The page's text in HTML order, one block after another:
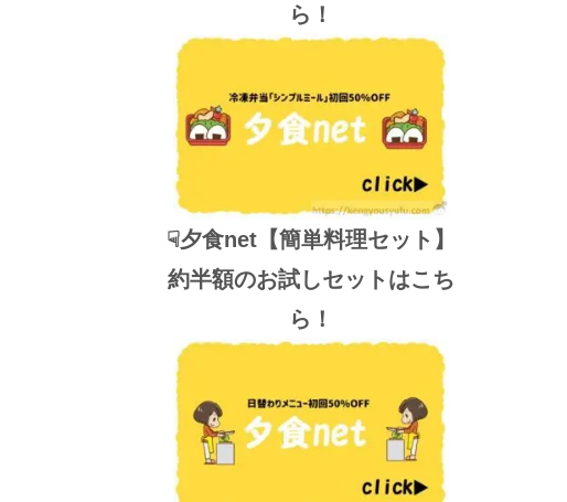
ら！
☟夕食net【簡単料理セット】
約半額のお試しセットはこち
ら！